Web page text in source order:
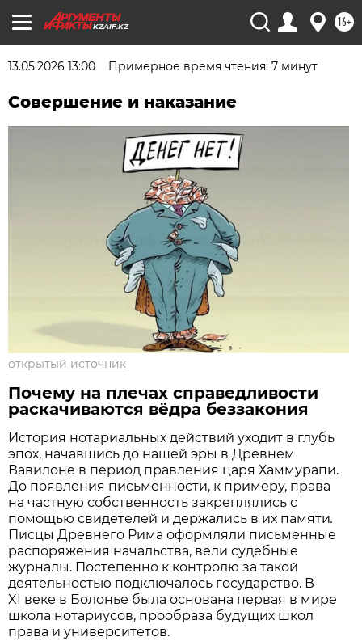
KZAIF.KZ 16+
13.05.2026 13:00 Примерное время чтения: 7 минут
Совершение и наказание
открытый источник
Почему на плечах справедливости
раскачиваются вёдра беззакония
История нотариальных действий уходит в глубь
эпох, начавшись до нашей эры в Древнем
Вавилоне в период правления царя Хаммурапи.
До появления письменности, к примеру, права
на частную собственность закреплялись с
помощью свидетелей и держались в их памяти.
Писцы Древнего Рима оформляли письменные
распоряжения начальства, вели судебные
журналы. Постепенно к контролю за такой
деятельностью подключалось государство. В
XI веке в Болонье была основана первая в мире
школа нотариусов, прообраза будущих школ
права и университетов.